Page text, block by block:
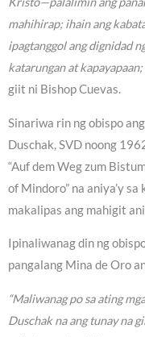
mahihirap; ihain ang
ipagtanggol ang dignidad
katarungan at kapayapaan;
giit ni Bishop Cuevas.
Sinariwa rin ng obispo
Duschak, SVD noong
“Auf dem Weg zum
of Mindoro” na aniya’y
makalipas ang mahigit
Ipinaliwanag din ng
pangalang Mina de Oro
“Maliwanag po sa ating
Duschak na ang tunay na